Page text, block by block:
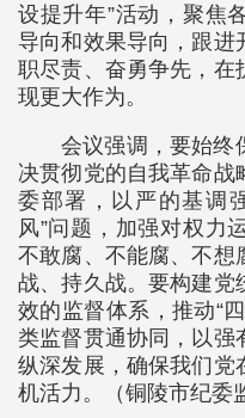
设提升年”活动，聚焦
导向和效果导向，跟进
职尽责、奋勇争先，在
现更大作为。
会议强调，要始终
决贯彻党的自我革命战
委部署，以严的基调
风”问题，加强对权力
不敢腐、不能腐、不想
战、持久战。要构建党
效的监督体系，推动“
类监督贯通协同，以强
纵深发展，确保我们党
机活力。（铜陵市纪委